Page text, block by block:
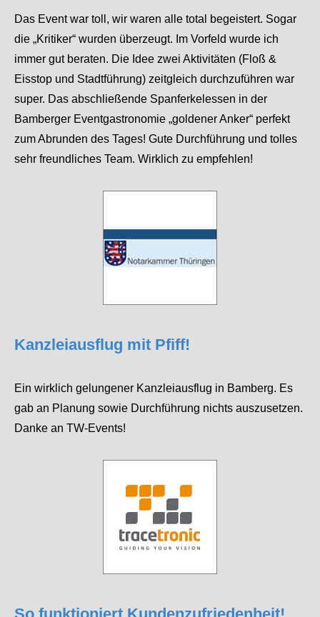
Das Event war toll, wir waren alle total begeistert. Sogar
die „Kritiker“ wurden überzeugt. Im Vorfeld wurde ich
immer gut beraten. Die Idee zwei Aktivitäten (Floß &
Eisstop und Stadtführung) zeitgleich durchzuführen war
super. Das abschließende Spanferkelessen in der
Bamberger Eventgastronomie „goldener Anker“ perfekt
zum Abrunden des Tages! Gute Durchführung und tolles
sehr freundliches Team. Wirklich zu empfehlen!
Kanzleiausflug mit Pfiff!
Ein wirklich gelungener Kanzleiausflug in Bamberg. Es
gab an Planung sowie Durchführung nichts auszusetzen.
Danke an TW-Events!